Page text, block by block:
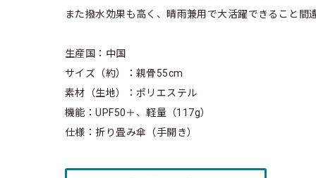
また撥水効果も高く、晴雨兼用で大活躍できること間
生産国：中国
サイズ（約）：親骨55cm
素材（生地）：ポリエステル
機能：UPF50＋、軽量（117g）
仕様：折り畳み傘（手開き）